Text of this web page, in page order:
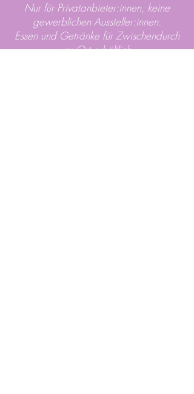
Nur für Privatanbieter:innen, keine
gewerblichen Aussteller:innen.
Essen und Getränke für Zwischendurch
vor Ort erhältlich.